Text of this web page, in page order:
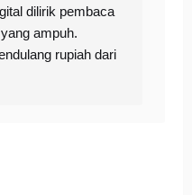
dilirik pembaca
ampuh.